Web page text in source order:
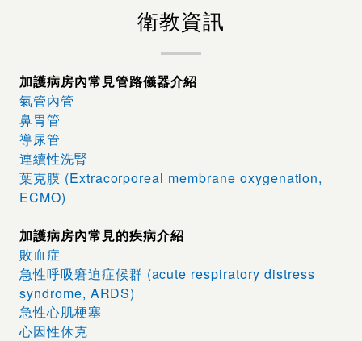
衛教資訊
加護病房內常見管路儀器介紹
氣管內管
鼻胃管
導尿管
連續性洗腎
葉克膜 (Extracorporeal membrane oxygenation,
ECMO)
加護病房內常見的疾病介紹
敗血症
急性呼吸窘迫症候群 (acute respiratory distress
syndrome, ARDS)
急性心肌梗塞
心因性休克